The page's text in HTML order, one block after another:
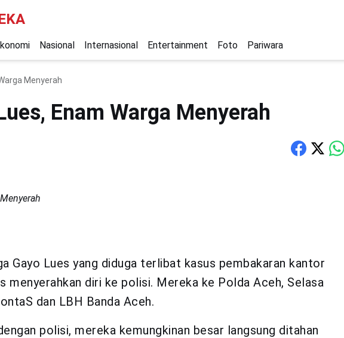
Nasional Internasional Entertainment Foto Pariwara
Menyerah
Enam Warga Menyerah
Gayo Lues yang diduga terlibat kasus pembakaran kantor
menyerahkan diri ke polisi. Mereka ke Polda Aceh, Selasa
dan LBH Banda Aceh.
polisi, mereka kemungkinan besar langsung ditahan